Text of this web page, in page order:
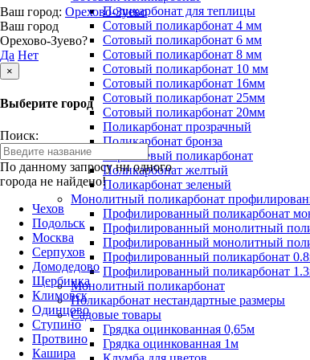
Ваш город: Орехово-Зуево
Ваш город
Орехово-Зуево?
Да Нет
×
Выберите город
Поиск:
По данному запросу ни одного
города не найдено!
Чехов
Подольск
Москва
Серпухов
Домодедово
Щербинка
Климовск
Одинцово
Ступино
Протвино
Кашира
Поликарбонат для теплицы
Сотовый поликарбонат 4 мм
Сотовый поликарбонат 6 мм
Сотовый поликарбонат 8 мм
Сотовый поликарбонат 10 мм
Сотовый поликарбонат 16мм
Сотовый поликарбонат 25мм
Сотовый поликарбонат 20мм
Поликарбонат прозрачный
Поликарбонат бронза
Коричневый поликарбонат
Поликарбонат желтый
Поликарбонат зеленый
Монолитный поликарбонат
Профилированный поликарбонат
Профилированный монолитный
Профилированный монолитный
Профилированный поликарбонат
Профилированный поликарбонат
Монолитный поликарбонат
Поликарбонат нестандартные размеры
Садовые товары
Грядка оцинкованная 0,65м
Грядка оцинкованная 1м